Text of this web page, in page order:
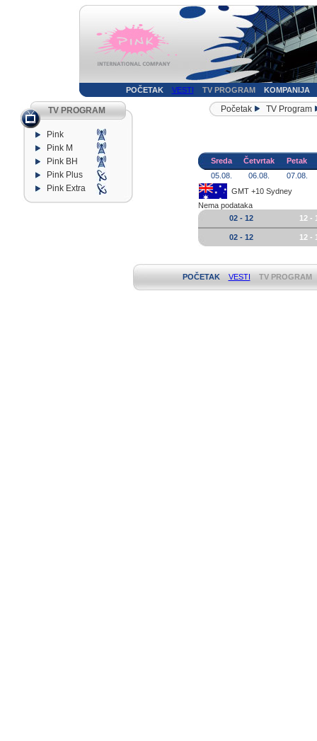
POČETAK VESTI TV PROGRAM KOMPANIJA
TV PROGRAM
Pink
Pink M
Pink BH
Pink Plus
Pink Extra
Početak TV Program
Sreda Četvrtak
Petak
05.08.
06.08.
07.08.
GMT +10 Sydney
Nema podataka
02 - 12
12 -
02 - 12 12 -
POČETAK VESTI TV PROGRAM